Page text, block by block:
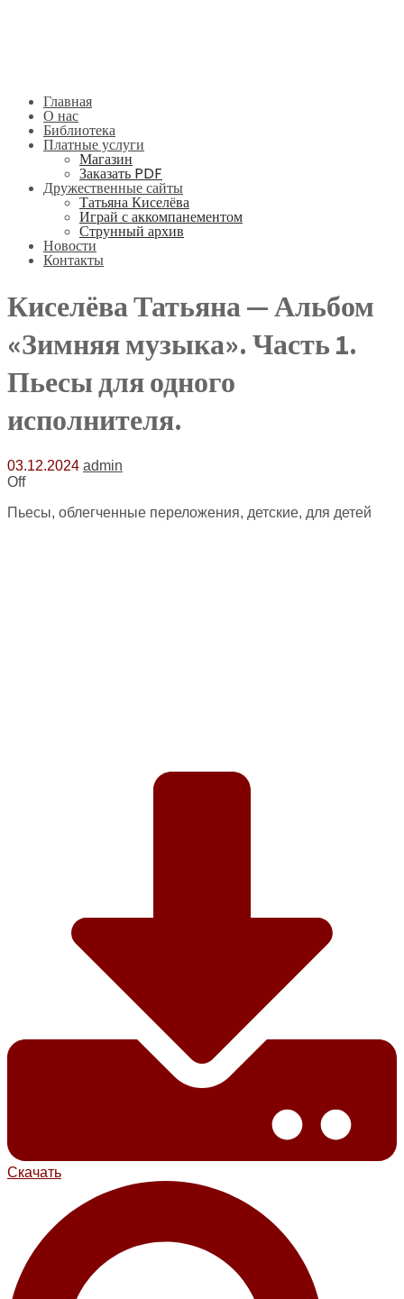
Главная
О нас
Библиотека
Платные услуги
Магазин
Заказать PDF
Дружественные сайты
Татьяна Киселёва
Играй с аккомпанементом
Струнный архив
Новости
Контакты
Киселёва Татьяна — Альбом
«Зимняя музыка». Часть 1.
Пьесы для одного
исполнителя.
03.12.2024 admin
Off
Пьесы, облегченные переложения, детские, для детей
Скачать